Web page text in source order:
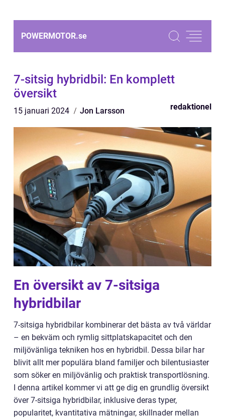
POWERMOTOR.se
7-sitsig hybridbil: En komplett
översikt
15 januari 2024 Jon Larsson redaktionel
En översikt av 7-sitsiga
hybridbilar
7-sitsiga hybridbilar kombinerar det bästa av två världar
– en bekväm och rymlig sittplatskapacitet och den
miljövänliga tekniken hos en hybridbil. Dessa bilar har
blivit allt mer populära bland familjer och bilentusiaster
som söker en miljövänlig och praktisk transportlösning.
I denna artikel kommer vi att ge dig en grundlig översikt
över 7-sitsiga hybridbilar, inklusive deras typer,
popularitet, kvantitativa mätningar, skillnader mellan